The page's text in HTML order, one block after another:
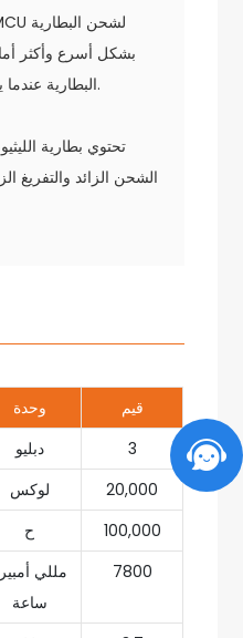
بشكل أسرع وأكثر
البطارية عندما يكون جهد البطارية منخفضًا جدًا.
الشحن الزائد والتفريغ
وحدة
قيم
دبليو
3
لوكس
20,000
ح
100,000
مللي
ساعة
7800